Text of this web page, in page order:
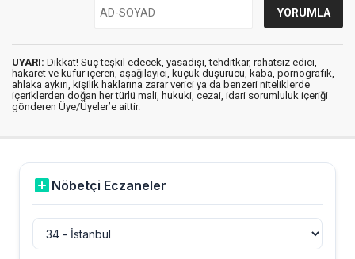
UYARI: Dikkat! Suç teşkil edecek, yasadışı, tehditkar, rahatsız edici,
hakaret ve küfür içeren, aşağılayıcı, küçük düşürücü, kaba, pornografik,
ahlaka aykırı, kişilik haklarına zarar verici ya da benzeri niteliklerde
içeriklerden doğan her türlü mali, hukuki, cezai, idari sorumluluk içeriği
gönderen Üye/Üyeler’e aittir.